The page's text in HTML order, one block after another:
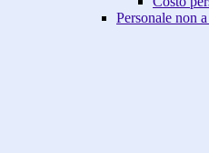
Personale non